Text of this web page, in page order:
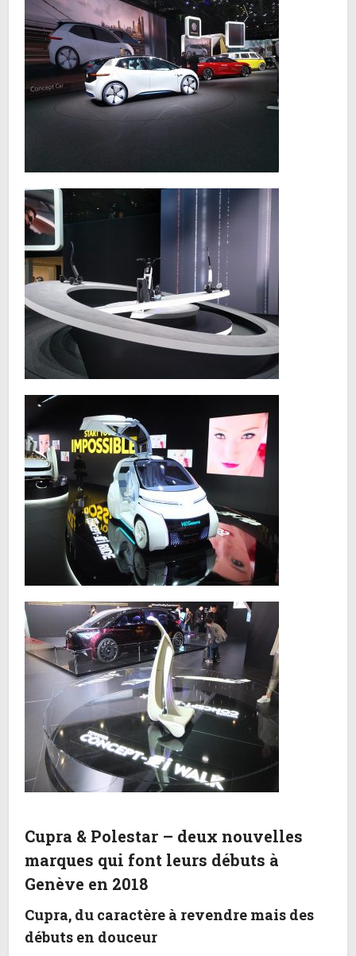
Cupra & Polestar – deux nouvelles
marques qui font leurs débuts à
Genève en 2018
Cupra, du caractère à revendre mais des
débuts en douceur